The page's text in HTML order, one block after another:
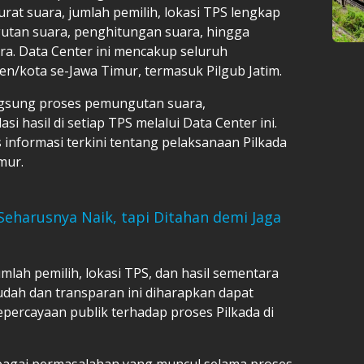
suara, jumlah pemilih, lokasi TPS lengkap
suara, penghitungan suara, hingga
Data Center ini mencakup seluruh
kota se-Jawa Timur, termasuk Pilgub Jatim.
proses pemungutan suara,
hasil di setiap TPS melalui Data Center ini.
terkini tentang pelaksanaan Pilkada
Naik, tapi Ditahan demi Jaga
pemilih, lokasi TPS, dan hasil sementara
dan transparan ini diharapkan dapat
publik terhadap proses Pilkada di